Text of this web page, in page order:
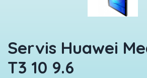
Kontakt
Servis Huawei
T3 10 9.6